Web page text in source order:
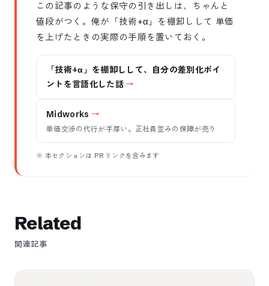
この記事のような保守の引き出しは、ちゃんと
値段がつく。俺が「技術+α」を棚卸しして 単価
を上げたときの実際の手順を置いておく。
「技術+α」を棚卸しして、自分の差別化ポイ
ントを言語化した話
Midworks
単価交渉の代行が手厚い。正社員並みの保障が売り
※ 本セクションは PR リンクを含みます
Related
関連記事